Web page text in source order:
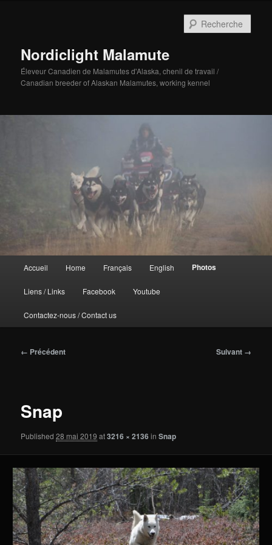
Nordiclight Malamute
Éleveur Canadien de Malamutes d'Alaska, chenil de travail /
Canadian breeder of Alaskan Malamutes, working kennel
principal
Accueil Home Français English Photos
Liens / Links Facebook Youtube
Contactez-nous / Contact us
Navigation
← Précédent Suivant →
Snap
Published28 mai 2019 at3216 × 2136inSnap